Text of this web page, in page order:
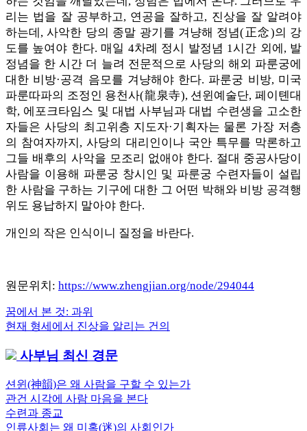
리는 법을 잘 공부하고, 연공을 잘하고, 진상을 잘 알려야
하는데, 사악한 당의 종말 광기를 겨냥해 정념(正念)의 강
도를 높여야 한다. 매일 4차례 정시 발정념 1시간 외에, 발
정념을 한 시간 더 늘려 전문적으로 사당의 해외 파룬궁에
대한 비방·공격 음모를 겨냥해야 한다. 파룬궁 비방, 미국
파룬따파의 조정인 용천사(龍泉寺), 션윈예술단, 페이톈대
학, 에포크타임스 및 대법 사부님과 대법 수련생을 고소한
자들은 사당의 최고위층 지도자·기획자는 물론 가장 저층
의 참여자까지, 사당의 대리인이나 국안 특무를 막론하고
그들 배후의 사악을 모조리 없애야 한다. 절대 중공사당이
사람을 이용해 파룬궁 창시인 및 파룬궁 수련자들이 설립
한 사람을 구하는 기구에 대한 그 어떤 박해와 비방 공격행
위도 용납하지 말아야 한다.
개인의 작은 인식이니 질정을 바란다.
원문위치: https://www.zhengjian.org/node/294044
글
비
게
이
션
Previous
Post:
꿈에서 본 것: 과위
Next
현재 형세에서 진상을 알리는 건의
사부님 최신 경문
션윈(神韻)은 왜 사람을 구할 수 있는가
관건 시각에 사람 마음을 본다
수련과 종교
인류사회는 왜 미혹(迷)의 사회인가